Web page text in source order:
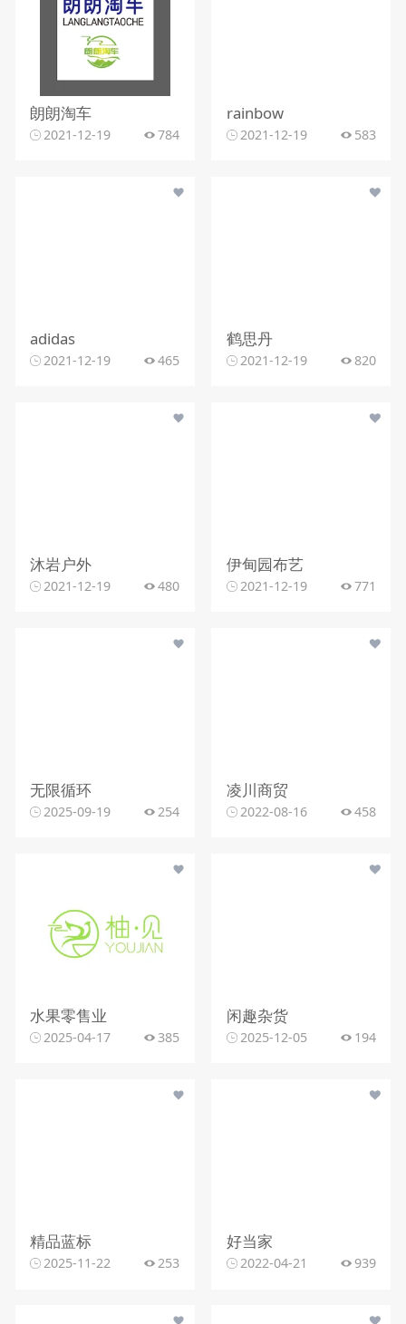
朗朗淘车
2021-12-19 784
rainbow
2021-12-19 583
adidas
2021-12-19 465
鹤思丹
2021-12-19 820
沐岩户外
2021-12-19 480
伊甸园布艺
2021-12-19 771
无限循环
2025-09-19 254
凌川商贸
2022-08-16 458
水果零售业
2025-04-17 385
闲趣杂货
2025-12-05 194
精品蓝标
2025-11-22 253
好当家
2022-04-21 939